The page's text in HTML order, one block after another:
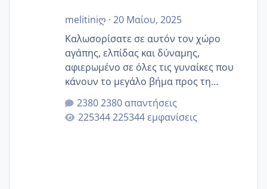
melitiniღ · 20 Μαίου, 2025
Καλωσορίσατε σε αυτόν τον χώρο
αγάπης, ελπίδας και δύναμης,
αφιερωμένο σε όλες τις γυναίκες που
κάνουν το μεγάλο βήμα προς τη
μητρότητα μέσω εξωσωματικής το 2025.
Εδώ θα μοιραστούμε αγωνίες, χαρές,
εμπειρίες και κάθε μικρή ή μεγάλη
2380 απαντήσεις
225344 εμφανίσεις